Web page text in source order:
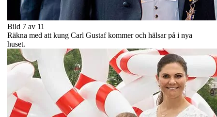
Bild 7 av 11
Räkna med att kung Carl Gustaf kommer och hälsar på i nya
huset.